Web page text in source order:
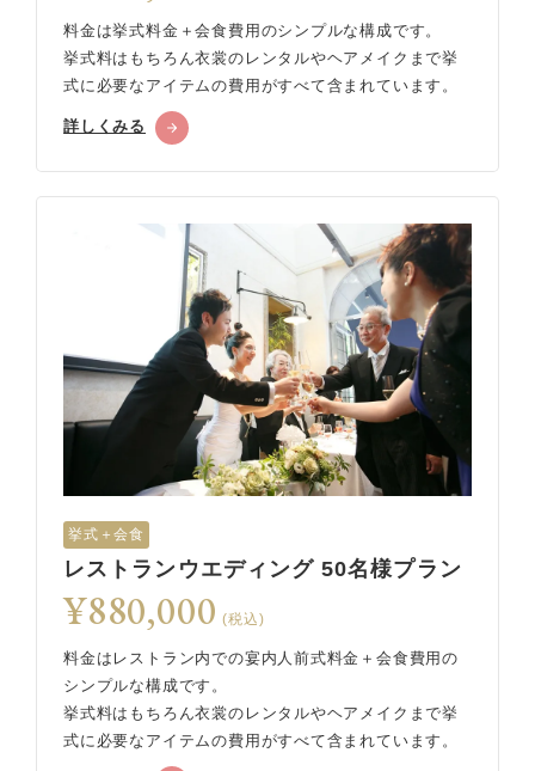
料金は挙式料金＋会食費用のシンプルな構成です。
挙式料はもちろん衣裳のレンタルやヘアメイクまで挙
式に必要なアイテムの費用がすべて含まれています。
詳しくみる
挙式＋会食
レストランウエディング 50名様プラン
¥880,000 (税込)
料金はレストラン内での宴内人前式料金＋会食費用の
シンプルな構成です。
挙式料はもちろん衣裳のレンタルやヘアメイクまで挙
式に必要なアイテムの費用がすべて含まれています。